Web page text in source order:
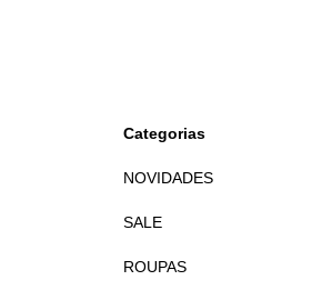
Categorias
NOVIDADES
SALE
ROUPAS